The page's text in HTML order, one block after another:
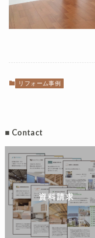
リフォーム事例
■ Contact